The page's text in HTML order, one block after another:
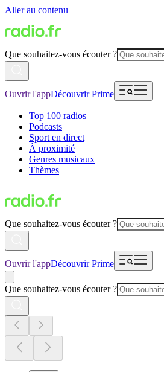
Aller au contenu
Que souhaitez-vous écouter ?
Ouvrir l'appDécouvrir Prime
Top 100 radios
Podcasts
Sport en direct
À proximité
Genres musicaux
Thèmes
Que souhaitez-vous écouter ?
Ouvrir l'appDécouvrir Prime
Que souhaitez-vous écouter ?